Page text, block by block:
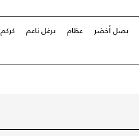
بصل أخضر عظام برغل ناعم